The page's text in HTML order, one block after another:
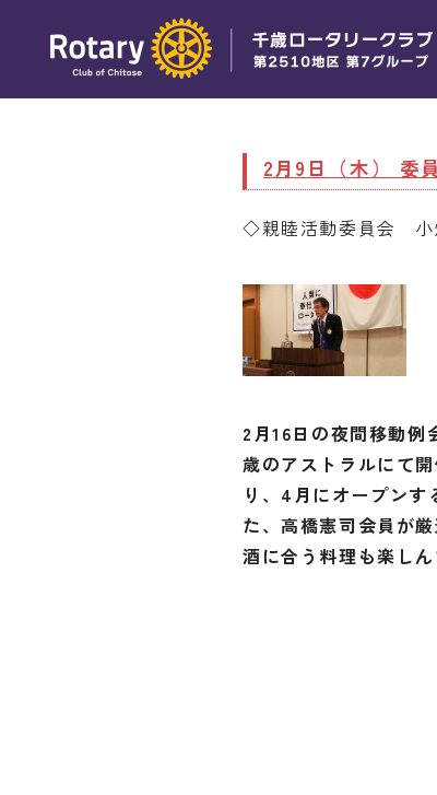
2月9日（木） 委
◇親睦活動委員会
2月16日の夜間移動
歳のアストラルにて
り、4月にオープン
た、高橋憲司会員が
酒に合う料理も楽し